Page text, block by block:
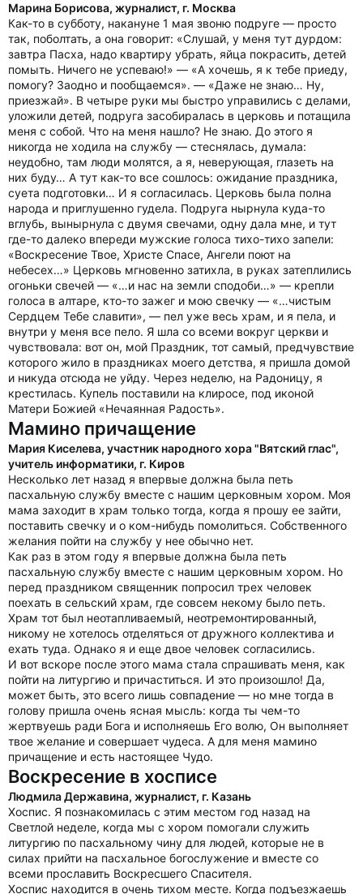
Марина Борисова, журналист, г. Москва
Как-то в субботу, накануне 1 мая звоню подруге — просто
так, поболтать, а она говорит: «Слушай, у меня тут дурдом:
завтра Пасха, надо квартиру убрать, яйца покрасить, детей
помыть. Ничего не успеваю!» — «А хочешь, я к тебе приеду,
помогу? Заодно и пообщаемся». — «Даже не знаю… Ну,
приезжай». В четыре руки мы быстро управились с делами,
уложили детей, подруга засобиралась в церковь и потащила
меня с собой. Что на меня нашло? Не знаю. До этого я
никогда не ходила на службу — стеснялась, думала:
неудобно, там люди молятся, а я, неверующая, глазеть на
них буду… А тут как-то все сошлось: ожидание праздника,
суета подготовки… И я согласилась. Церковь была полна
народа и приглушенно гудела. Подруга нырнула куда-то
вглубь, вынырнула с двумя свечами, одну дала мне, и тут
где-то далеко впереди мужские голоса тихо-тихо запели:
«Воскресение Твое, Христе Спасе, Ангели поют на
небесех…» Церковь мгновенно затихла, в руках затеплились
огоньки свечей — «…и нас на земли сподоби…» — крепли
голоса в алтаре, кто-то зажег и мою свечку — «…чистым
Сердцем Тебе славити», — пел уже весь храм, и я пела, и
внутри у меня все пело. Я шла со всеми вокруг церкви и
чувствовала: вот он, мой Праздник, тот самый, предчувствие
которого жило в праздниках моего детства, я пришла домой
и никуда отсюда не уйду. Через неделю, на Радоницу, я
крестилась. Купель поставили на клиросе, под иконой
Матери Божией «Нечаянная Радость».
Мамино причащение
Мария Киселева, участник народного хора "Вятский глас",
учитель информатики, г. Киров
Несколько лет назад я впервые должна была петь
пасхальную службу вместе с нашим церковным хором. Моя
мама заходит в храм только тогда, когда я прошу ее зайти,
поставить свечку и о ком-нибудь помолиться. Собственного
желания пойти на службу у нее обычно нет.
Как раз в этом году я впервые должна была петь
пасхальную службу вместе с нашим церковным хором. Но
перед праздником священник попросил трех человек
поехать в сельский храм, где совсем некому было петь.
Храм тот был неотапливаемый, неотремонтированный,
никому не хотелось отделяться от дружного коллектива и
ехать туда. Однако я и еще двое человек согласились.
И вот вскоре после этого мама стала спрашивать меня, как
пойти на литургию и причаститься. И это произошло! Да,
может быть, это всего лишь совпадение — но мне тогда в
голову пришла очень ясная мысль: когда ты чем-то
жертвуешь ради Бога и исполняешь Его волю, Он выполняет
твое желание и совершает чудеса. А для меня мамино
причащение и есть настоящее Чудо.
Воскресение в хосписе
Людмила Державина, журналист, г. Казань
Хоспис. Я познакомилась с этим местом год назад на
Светлой неделе, когда мы с хором помогали служить
литургию по пасхальному чину для людей, которые не в
силах прийти на пасхальное богослужение и вместе со
всеми прославить Воскресшего Спасителя.
Хоспис находится в очень тихом месте. Когда подъезжаешь